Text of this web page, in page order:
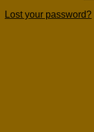
Lost your password?